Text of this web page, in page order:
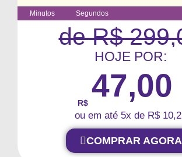
Minutos Segundos
de R$
HOJE POR:
R$ 47,00
ou em até 5x de R$
COMPRAR AGORA